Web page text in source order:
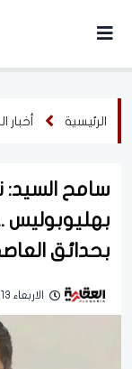
الرئيسية أخبار
بحدائق
الاربعاء 13 نوفمبر 2024 | 02:30 مساءً